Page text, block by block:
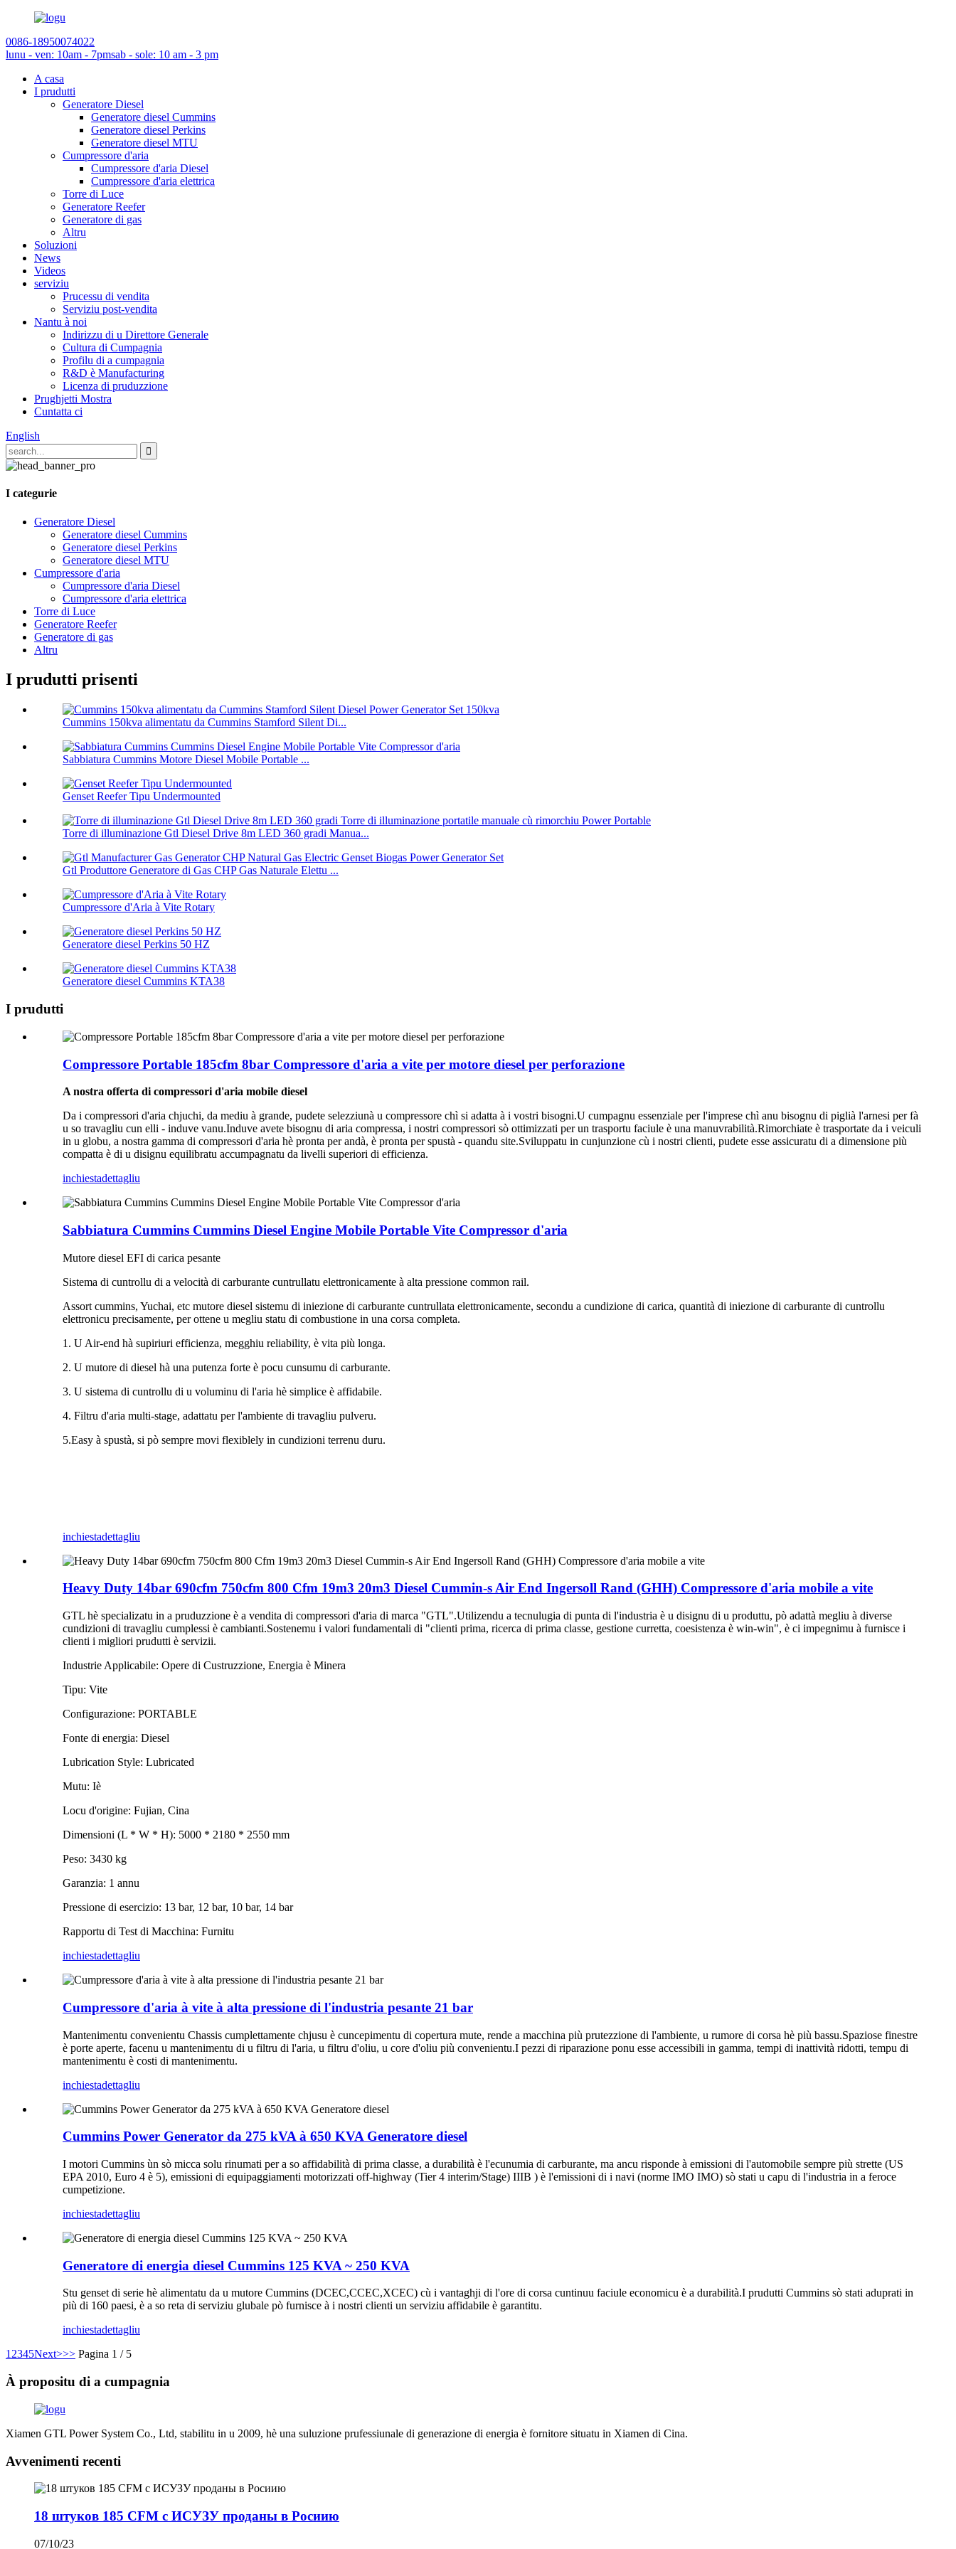
0086-18950074022
lunu - ven: 10am - 7pmsab - sole: 10 am - 3 pm
A casa
I prudutti
Generatore Diesel
Generatore diesel Cummins
Generatore diesel Perkins
Generatore diesel MTU
Cumpressore d'aria
Cumpressore d'aria Diesel
Cumpressore d'aria elettrica
Torre di Luce
Generatore Reefer
Generatore di gas
Altru
Soluzioni
News
Videos
serviziu
Prucessu di vendita
Serviziu post-vendita
Nantu à noi
Indirizzu di u Direttore Generale
Cultura di Cumpagnia
Profilu di a cumpagnia
R&D è Manufacturing
Licenza di pruduzzione
Prughjetti Mostra
Cuntatta ci
English
I categurie
Generatore Diesel
Generatore diesel Cummins
Generatore diesel Perkins
Generatore diesel MTU
Cumpressore d'aria
Cumpressore d'aria Diesel
Cumpressore d'aria elettrica
Torre di Luce
Generatore Reefer
Generatore di gas
Altru
I prudutti prisenti
Cummins 150kva alimentatu da Cummins Stamford Silent Di...
Sabbiatura Cummins Motore Diesel Mobile Portable ...
Genset Reefer Tipu Undermounted
Torre di illuminazione Gtl Diesel Drive 8m LED 360 gradi Manua...
Gtl Produttore Generatore di Gas CHP Gas Naturale Elettu ...
Cumpressore d'Aria à Vite Rotary
Generatore diesel Perkins 50 HZ
Generatore diesel Cummins KTA38
I prudutti
Compressore Portable 185cfm 8bar Compressore d'aria a vite per motore diesel per perforazione
A nostra offerta di compressori d'aria mobile diesel
Da i compressori d'aria chjuchi, da mediu à grande, pudete selezziunà u compressore chì si adatta à i vostri bisogni.U cumpagnu essenziale per l'imprese chì anu bisognu di piglià l'arnesi per fà
u so travagliu cun elli - induve vanu.Induve avete bisognu di aria compressa, i nostri compressori sò ottimizzati per un trasportu faciule è una manuvrabilità.Rimorchiate è trasportate da i veiculi
in u globu, a nostra gamma di compressori d'aria hè pronta per andà, è pronta per spustà - quandu site.Sviluppatu in cunjunzione cù i nostri clienti, pudete esse assicuratu di a dimensione più
compatta è di u disignu equilibratu accumpagnatu da livelli superiori di efficienza.
inchiestadettagliu
Sabbiatura Cummins Cummins Diesel Engine Mobile Portable Vite Compressor d'aria
Mutore diesel EFI di carica pesante
Sistema di cuntrollu di a velocità di carburante cuntrullatu elettronicamente à alta pressione common rail.
Assort cummins, Yuchai, etc mutore diesel sistemu di iniezione di carburante cuntrullata elettronicamente, secondu a cundizione di carica, quantità di iniezione di carburante di cuntrollu
elettronicu precisamente, per ottene u megliu statu di combustione in una corsa completa.
1. U Air-end hà supiriuri efficienza, megghiu reliability, è vita più longa.
2. U mutore di diesel hà una putenza forte è pocu cunsumu di carburante.
3. U sistema di cuntrollu di u voluminu di l'aria hè simplice è affidabile.
4. Filtru d'aria multi-stage, adattatu per l'ambiente di travagliu pulveru.
5.Easy à spustà, si pò sempre movi flexiblely in cundizioni terrenu duru.
inchiestadettagliu
Heavy Duty 14bar 690cfm 750cfm 800 Cfm 19m3 20m3 Diesel Cummin-s Air End Ingersoll Rand (GHH) Compressore d'aria mobile a vite
GTL hè specializatu in a pruduzzione è a vendita di compressori d'aria di marca "GTL".Utilizendu a tecnulugia di punta di l'industria è u disignu di u produttu, pò adattà megliu à diverse
cundizioni di travagliu cumplessi è cambianti.Sostenemu i valori fundamentali di "clienti prima, ricerca di prima classe, gestione curretta, coesistenza è win-win", è ci impegnimu à furnisce i
clienti i migliori prudutti è servizii.
Industrie Applicabile: Opere di Custruzzione, Energia è Minera
Tipu: Vite
Configurazione: PORTABLE
Fonte di energia: Diesel
Lubrication Style: Lubricated
Mutu: Iè
Locu d'origine: Fujian, Cina
Dimensioni (L * W * H): 5000 * 2180 * 2550 mm
Peso: 3430 kg
Garanzia: 1 annu
Pressione di esercizio: 13 bar, 12 bar, 10 bar, 14 bar
Rapportu di Test di Macchina: Furnitu
inchiestadettagliu
Cumpressore d'aria à vite à alta pressione di l'industria pesante 21 bar
Mantenimentu convenientu Chassis cumplettamente chjusu è cuncepimentu di copertura mute, rende a macchina più prutezzione di l'ambiente, u rumore di corsa hè più bassu.Spaziose finestre
è porte aperte, facenu u mantenimentu di u filtru di l'aria, u filtru d'oliu, u core d'oliu più convenientu.I pezzi di riparazione ponu esse accessibili in gamma, tempi di inattività ridotti, tempu di
mantenimentu è costi di mantenimentu.
inchiestadettagliu
Cummins Power Generator da 275 kVA à 650 KVA Generatore diesel
I motori Cummins ùn sò micca solu rinumati per a so affidabilità di prima classe, a durabilità è l'ecunumia di carburante, ma ancu risponde à emissioni di l'automobile sempre più strette (US
EPA 2010, Euro 4 è 5), emissioni di equipaggiamenti motorizzati off-highway (Tier 4 interim/Stage) IIIB ) è l'emissioni di i navi (norme IMO IMO) sò stati u capu di l'industria in a feroce
cumpetizione.
inchiestadettagliu
Generatore di energia diesel Cummins 125 KVA ~ 250 KVA
Stu genset di serie hè alimentatu da u mutore Cummins (DCEC,CCEC,XCEC) cù i vantaghji di l'ore di corsa cuntinuu faciule economicu è a durabilità.I prudutti Cummins sò stati aduprati in
più di 160 paesi, è a so reta di serviziu glubale pò furnisce à i nostri clienti un serviziu affidabile è garantitu.
inchiestadettagliu
12345Next>>> Pagina 1 / 5
À propositu di a cumpagnia
Xiamen GTL Power System Co., Ltd, stabilitu in u 2009, hè una suluzione prufessiunale di generazione di energia è fornitore situatu in Xiamen di Cina.
Avvenimenti recenti
18 штуков 185 CFM с ИСУЗУ проданы в Росиию
07/10/23